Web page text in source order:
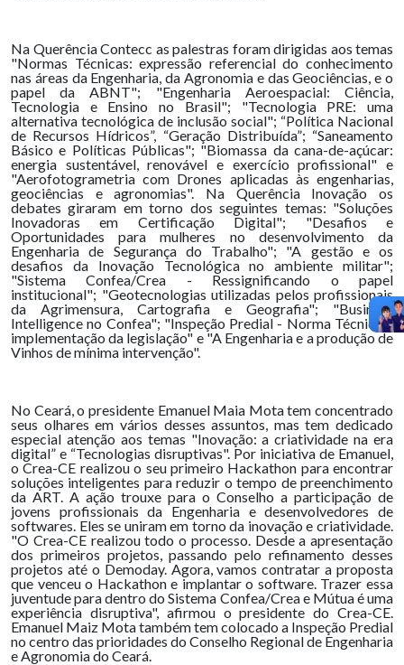
Na Querência Contecc as palestras foram dirigidas aos temas
"Normas Técnicas: expressão referencial do conhecimento
nas áreas da Engenharia, da Agronomia e das Geociências, e o
papel da ABNT"; "Engenharia Aeroespacial: Ciência,
Tecnologia e Ensino no Brasil"; "Tecnologia PRE: uma
alternativa tecnológica de inclusão social"; “Política Nacional
de Recursos Hídricos”, “Geração Distribuída”; “Saneamento
Básico e Políticas Públicas"; "Biomassa da cana-de-açúcar:
energia sustentável, renovável e exercício profissional" e
"Aerofotogrametria com Drones aplicadas às engenharias,
geociências e agronomias". Na Querência Inovação os
debates giraram em torno dos seguintes temas: "Soluções
Inovadoras em Certificação Digital"; "Desafios e
Oportunidades para mulheres no desenvolvimento da
Engenharia de Segurança do Trabalho"; "A gestão e os
desafios da Inovação Tecnológica no ambiente militar";
"Sistema Confea/Crea - Ressignificando o papel
institucional"; "Geotecnologias utilizadas pelos profissionais
da Agrimensura, Cartografia e Geografia"; "Business
Intelligence no Confea"; "Inspeção Predial - Norma Técnica e
implementação da legislação" e "A Engenharia e a produção de
Vinhos de mínima intervenção".
No Ceará, o presidente Emanuel Maia Mota tem concentrado
seus olhares em vários desses assuntos, mas tem dedicado
especial atenção aos temas "Inovação: a criatividade na era
digital” e “Tecnologias disruptivas". Por iniciativa de Emanuel,
o Crea-CE realizou o seu primeiro Hackathon para encontrar
soluções inteligentes para reduzir o tempo de preenchimento
da ART. A ação trouxe para o Conselho a participação de
jovens profissionais da Engenharia e desenvolvedores de
softwares. Eles se uniram em torno da inovação e criatividade.
"O Crea-CE realizou todo o processo. Desde a apresentação
dos primeiros projetos, passando pelo refinamento desses
projetos até o Demoday. Agora, vamos contratar a proposta
que venceu o Hackathon e implantar o software. Trazer essa
juventude para dentro do Sistema Confea/Crea e Mútua é uma
experiência disruptiva", afirmou o presidente do Crea-CE.
Emanuel Maiz Mota também tem colocado a Inspeção Predial
no centro das prioridades do Conselho Regional de Engenharia
e Agronomia do Ceará.